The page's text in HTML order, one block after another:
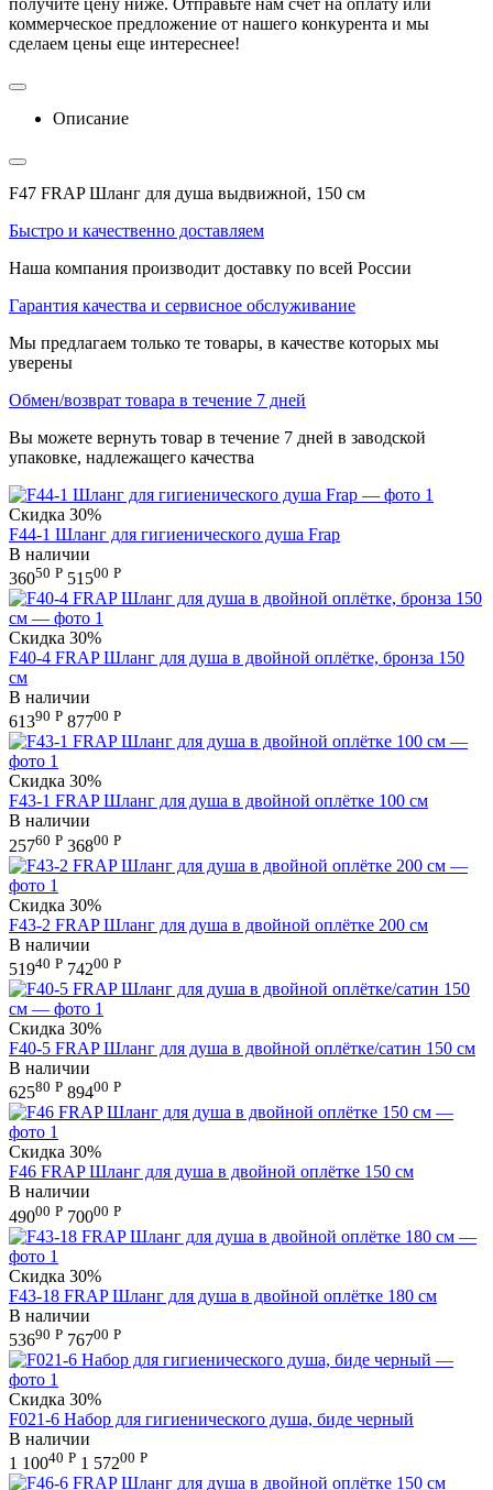
коммерческое предложение от нашего конкурента и мы
сделаем цены еще интереснее!
Описание
F47 FRAP Шланг для душа выдвижной, 150 см
Быстро и качественно доставляем
Наша компания производит доставку по всей России
Гарантия качества и сервисное обслуживание
Мы предлагаем только те товары, в качестве которых мы
уверены
Обмен/возврат товара в течение 7 дней
Вы можете вернуть товар в течение 7 дней в заводской
упаковке, надлежащего качества
Скидка 30%
F44-1 Шланг для гигиенического душа Frap
В наличии
36050 Р 51500 Р
Скидка 30%
F40-4 FRAP Шланг для душа в двойной оплётке, бронза 150
см
В наличии
61390 Р 87700 Р
Скидка 30%
F43-1 FRAP Шланг для душа в двойной оплётке 100 см
В наличии
25760 Р 36800 Р
Скидка 30%
F43-2 FRAP Шланг для душа в двойной оплётке 200 см
В наличии
51940 Р 74200 Р
Скидка 30%
F40-5 FRAP Шланг для душа в двойной оплётке/сатин 150 см
В наличии
62580 Р 89400 Р
Скидка 30%
F46 FRAP Шланг для душа в двойной оплётке 150 см
В наличии
49000 Р 70000 Р
Скидка 30%
F43-18 FRAP Шланг для душа в двойной оплётке 180 см
В наличии
53690 Р 76700 Р
Скидка 30%
F021-6 Набор для гигиенического душа, биде черный
В наличии
1 10040 Р 1 57200 Р